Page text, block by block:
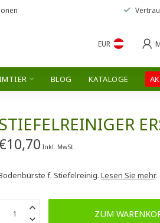
EUR
BLOG KATALOGE
Inkl. MwSt.
f. Stiefelreinig.Lesen Sie mehr.
ZUM